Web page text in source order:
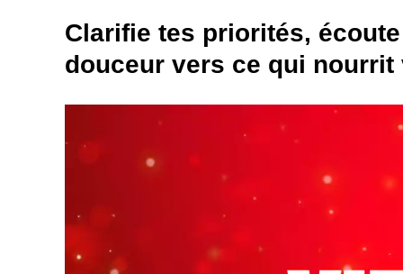
Clarifie tes priorités,
douceur vers ce qui nourrit